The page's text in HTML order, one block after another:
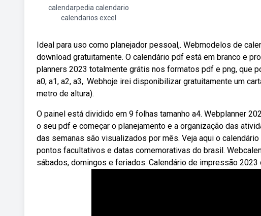
calendarpedia calendario
calendarios excel
Ideal para uso como planejador pessoal,. Webmodelos de
download gratuitamente. O calendário pdf está em branco e
planners 2023 totalmente grátis nos formatos pdf e png, que
a0, a1, a2, a3,. Webhoje irei disponibilizar gratuitamente um
metro de altura).
O painel está dividido em 9 folhas tamanho a4. Webplanner
o seu pdf e começar o planejamento e a organização das
das semanas são visualizados por mês. Veja aqui o
pontos facultativos e datas comemorativas do brasil.
sábados, domingos e feriados. Calendário de impressão 2023